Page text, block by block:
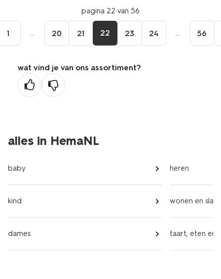
pagina 22 van 56
1 ... 20 21 22 23 24 ... 56
wat vind je van ons assortiment?
alles in HemaNL
baby
kind
dames
heren
wonen en
taart, eten en